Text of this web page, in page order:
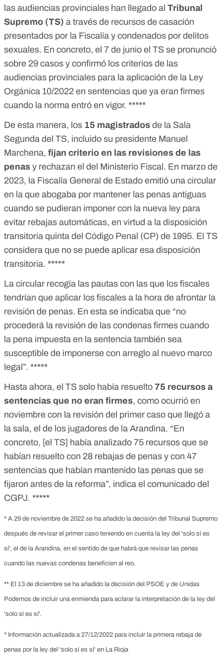
las audiencias provinciales han llegado al Tribunal
Supremo (TS) a través de recursos de casación
presentados por la Fiscalía y condenados por delitos
sexuales. En concreto, el 7 de junio el TS se pronunció
sobre 29 casos y confirmó los criterios de las
audiencias provinciales para la aplicación de la Ley
Orgánica 10/2022 en sentencias que ya eran firmes
cuando la norma entró en vigor. *****
De esta manera, los 15 magistrados de la Sala
Segunda del TS, incluido su presidente Manuel
Marchena, fijan criterio en las revisiones de las
penas y rechazan el del Ministerio Fiscal. En marzo de
2023, la Fiscalía General de Estado emitió una circular
en la que abogaba por mantener las penas antiguas
cuando se pudieran imponer con la nueva ley para
evitar rebajas automáticas, en virtud a la disposición
transitoria quinta del Código Penal (CP) de 1995. El TS
considera que no se puede aplicar esa disposición
transitoria. *****
La circular recogía las pautas con las que los fiscales
tendrían que aplicar los fiscales a la hora de afrontar la
revisión de penas. En esta se indicaba que “no
procederá la revisión de las condenas firmes cuando
la pena impuesta en la sentencia también sea
susceptible de imponerse con arreglo al nuevo marco
legal”. *****
Hasta ahora, el TS solo había resuelto 75 recursos a
sentencias que no eran firmes, como ocurrió en
noviembre con la revisión del primer caso que llegó a
la sala, el de los jugadores de la Arandina. “En
concreto, [el TS] había analizado 75 recursos que se
habían resuelto con 28 rebajas de penas y con 47
sentencias que habían mantenido las penas que se
fijaron antes de la reforma”, indica el comunicado del
CGPJ. *****
* A 29 de noviembre de 2022 se ha añadido la decisión del Tribunal Supremo
después de revisar el primer caso teniendo en cuenta la ley del 'solo sí es
sí', el de la Arandina, en el sentido de que habrá que revisar las penas
cuando las nuevas condenas beneficien al reo.
** El 13 de diciembre se ha añadido la decisión del PSOE y de Unidas
Podemos de incluir una enmienda para aclarar la interpretación de la ley del
'solo sí es sí'.
* Información actualizada a 27/12/2022 para incluir la primera rebaja de
penas por la ley del 'solo sí es sí' en La Rioja